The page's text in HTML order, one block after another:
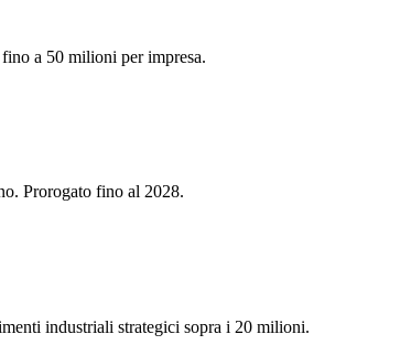
a 50 milioni per impresa.
Prorogato fino al 2028.
industriali strategici sopra i 20 milioni.